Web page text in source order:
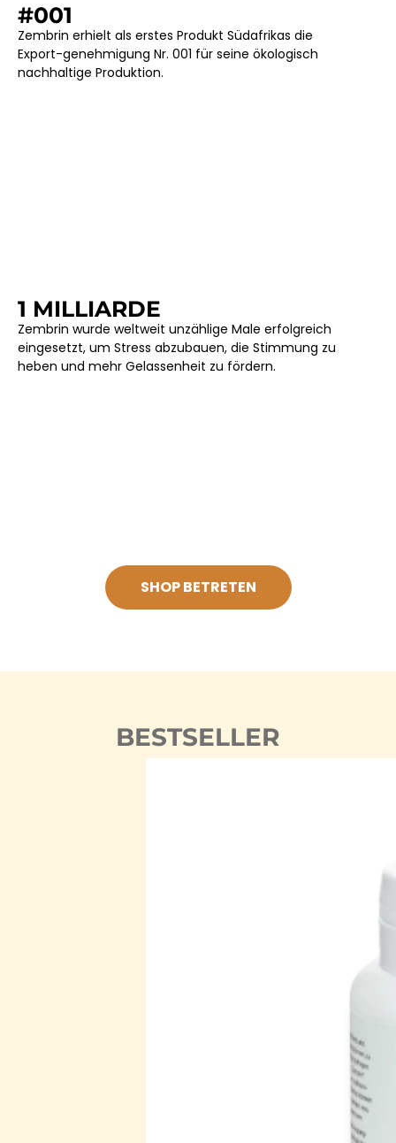
#001
Zembrin erhielt als erstes Produkt Südafrikas die
Export-genehmigung Nr. 001 für seine ökologisch
nachhaltige Produktion.
1 MILLIARDE
Zembrin wurde weltweit unzählige Male erfolgreich
eingesetzt, um Stress abzubauen, die Stimmung zu
heben und mehr Gelassenheit zu fördern.
SHOP BETRETEN
BESTSELLER